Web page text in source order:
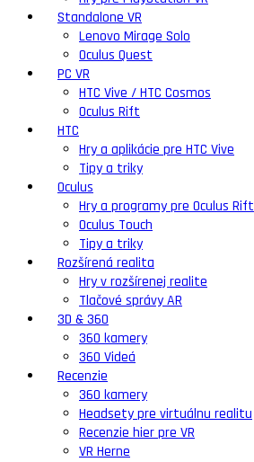
Standalone VR
Lenovo Mirage Solo
Oculus Quest
PC VR
HTC Vive / HTC Cosmos
Oculus Rift
HTC
Hry a aplikácie pre HTC Vive
Tipy a triky
Oculus
Hry a programy pre Oculus Rift
Oculus Touch
Tipy a triky
Rozšírená realita
Hry v rozšírenej realite
Tlačové správy AR
3D & 360
360 kamery
360 Videá
Recenzie
360 kamery
Headsety pre virtuálnu realitu
Recenzie hier pre VR
VR Herne